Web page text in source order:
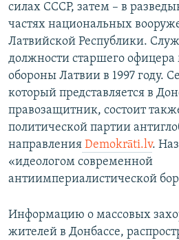
силах СССР, затем – в
частях национальных
Латвийской Республики.
должности старшего офицера
обороны Латвии в 1997 году.
который представляется в
правозащитник, состоит
политической партии
направления Demokrāti.lv.
«идеологом современной
антиимпериалистической
Информацию о массовых
жителей в Донбассе,